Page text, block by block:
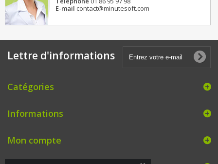
E-mail contact@minutesoft.com
Lettre d'informations
Catégories
Informations
Mon compte